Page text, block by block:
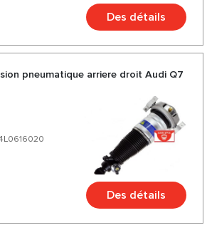
Des détails
pneumatique arriere droit Audi Q7
Des détails